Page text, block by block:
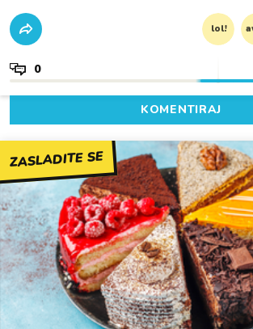
lol!
0
KOMENTIRAJ
ZASLADITE SE